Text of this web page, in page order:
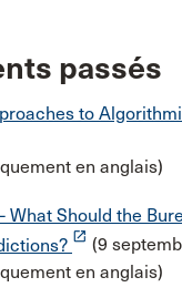
passés
to
en anglais)
What Should the
launch (9
en anglais)